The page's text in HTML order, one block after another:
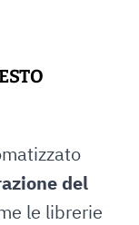
del
le librerie